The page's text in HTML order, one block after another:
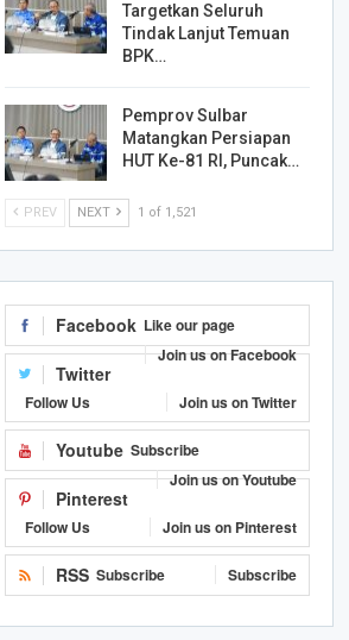
Targetkan Seluruh
Tindak Lanjut Temuan
BPK…
Pemprov Sulbar
Matangkan Persiapan
HUT Ke-81 RI, Puncak…
PREV NEXT 1 of 1,521
Facebook Like our page
Join us on Facebook
Twitter
Follow Us Join us on Twitter
Youtube Subscribe
Join us on Youtube
Pinterest
Follow Us Join us on Pinterest
RSS Subscribe Subscribe